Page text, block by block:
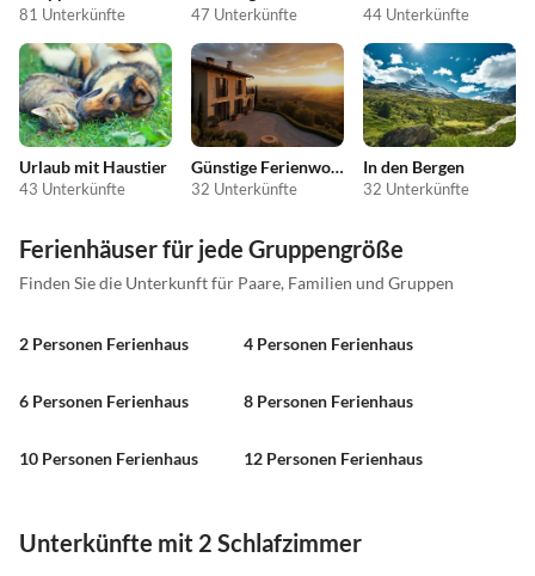
81 Unterkünfte 47 Unterkünfte 44 Unterkünfte
Urlaub mit Haustier
43 Unterkünfte
Günstige Ferienwohnungen
32 Unterkünfte
In den Bergen
32 Unterkünfte
Ferienhäuser für jede Gruppengröße
Finden Sie die Unterkunft für Paare, Familien und Gruppen
2 Personen Ferienhaus 4 Personen Ferienhaus
6 Personen Ferienhaus 8 Personen Ferienhaus
10 Personen Ferienhaus 12 Personen Ferienhaus
Unterkünfte mit 2 Schlafzimmer